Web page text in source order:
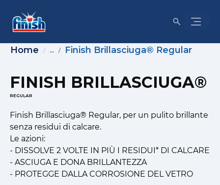
Home ... Finish Brillasciuga® Regular
FINISH BRILLASCIUGA®
REGULAR
Finish Brillasciuga® Regular, per un pulito brillante
senza residui di calcare.
Le azioni:
- DISSOLVE 2 VOLTE IN PIÙ I RESIDUI* DI CALCARE
- ASCIUGA E DONA BRILLANTEZZA
- PROTEGGE DALLA CORROSIONE DEL VETRO